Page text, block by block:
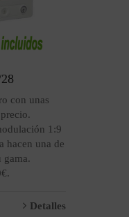
con unas
1:9
hacen una de
gama.
Detalles